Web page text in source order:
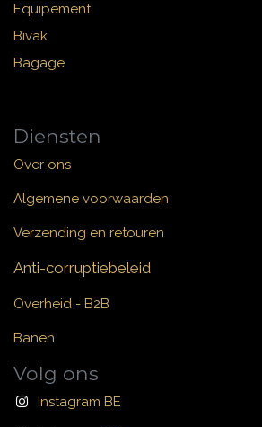
Equipement
Bivak
Bagage
Diensten
Over ons
Algemene voorwaarden
Verzending en retouren
Anti-corruptiebeleid
Overheid - B2B
Banen
Volg ons
Instagram BE